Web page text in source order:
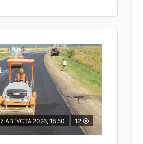
7 АВГУСТА 2026, 15:50 12